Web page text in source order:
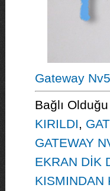
Gateway
Bağlı
KIRILDI,
GATEWAY
EKRAN DİK
KISMINDAN